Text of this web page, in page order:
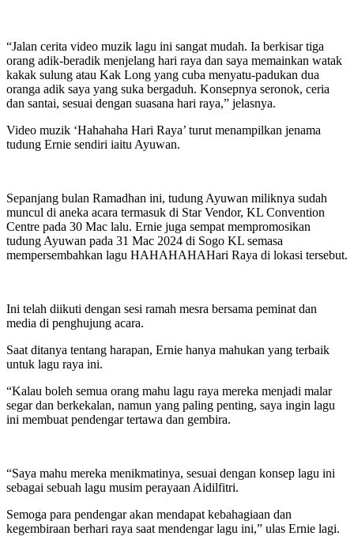
“Jalan cerita video muzik lagu ini sangat mudah. Ia berkisar tiga
orang adik-beradik menjelang hari raya dan saya memainkan watak
kakak sulung atau Kak Long yang cuba menyatu-padukan dua
oranga adik saya yang suka bergaduh. Konsepnya seronok, ceria
dan santai, sesuai dengan suasana hari raya,” jelasnya.
Video muzik ‘Hahahaha Hari Raya’ turut menampilkan jenama
tudung Ernie sendiri iaitu Ayuwan.
Sepanjang bulan Ramadhan ini, tudung Ayuwan miliknya sudah
muncul di aneka acara termasuk di Star Vendor, KL Convention
Centre pada 30 Mac lalu. Ernie juga sempat mempromosikan
tudung Ayuwan pada 31 Mac 2024 di Sogo KL semasa
mempersembahkan lagu HAHAHAHAHari Raya di lokasi tersebut.
Ini telah diikuti dengan sesi ramah mesra bersama peminat dan
media di penghujung acara.
Saat ditanya tentang harapan, Ernie hanya mahukan yang terbaik
untuk lagu raya ini.
“Kalau boleh semua orang mahu lagu raya mereka menjadi malar
segar dan berkekalan, namun yang paling penting, saya ingin lagu
ini membuat pendengar tertawa dan gembira.
“Saya mahu mereka menikmatinya, sesuai dengan konsep lagu ini
sebagai sebuah lagu musim perayaan Aidilfitri.
Semoga para pendengar akan mendapat kebahagiaan dan
kegembiraan berhari raya saat mendengar lagu ini,” ulas Ernie lagi.